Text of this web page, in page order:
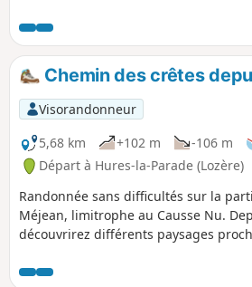
Tarn et de la Jonte. En chemin, la belle
église de Saint-Pierre-des-Tripiers, le
village gallo-romain des Résiniers, le
Rocher de Capluc. Le tracé décrit ne
passe pas par les célèbres Vases de
Chine et de Sèvres au-dessus des
Gorges de la Jonte, cette partie plus
technique et plus connue pourra être
facilement trouvée sur d'autres fiches
Visorando pour ceux qui veulent
absolument les voir.
Chemin des crêtes
Visorandonneur
5,68 km
+102 m -106 m
Départ à Hures-la-Parade (Lozère)
Randonnée sans difficultés sur la
Méjean, limitrophe au Causse Nu.
découvrirez différents paysages